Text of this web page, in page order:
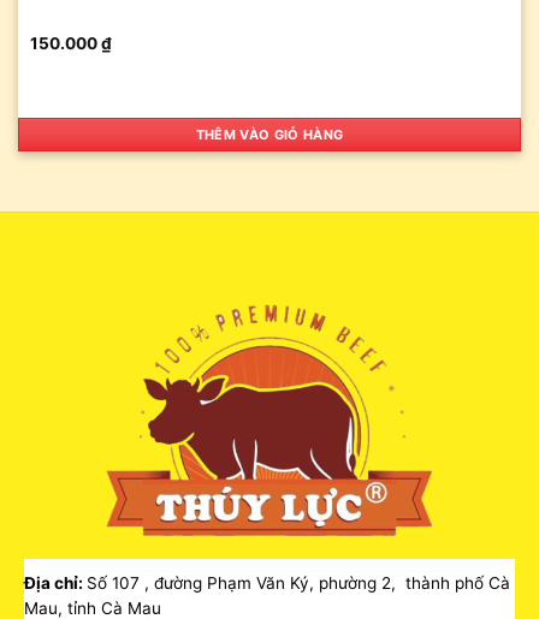
150.000₫
THÊM VÀO GIỎ HÀNG
Địa chỉ: Số 107 , đường Phạm Văn Ký, phường 2, thành phố Cà
Mau, tỉnh Cà Mau